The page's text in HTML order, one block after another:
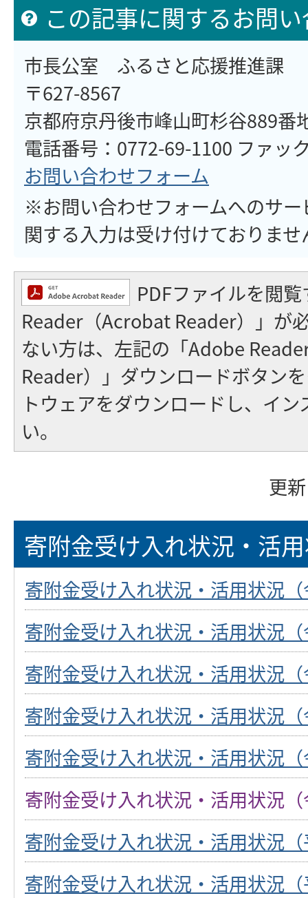
この記事に関するお問
市長公室 ふるさと応援推進課
〒627-8567
京都府京丹後市峰山町杉谷889番
電話番号：0772-69-1100 ファッ
お問い合わせフォーム
※お問い合わせフォームへのサ
関する入力は受け付けておりませ
PDFファイルを閲
Reader（Acrobat Reader）」が
ない方は、左記の「Adobe
Reader）」ダウンロードボタン
トウェアをダウンロードし、イ
い。
更
寄附金受け入れ状況・活
寄附金受け入れ状況・活用状況
寄附金受け入れ状況・活用状況
寄附金受け入れ状況・活用状況
寄附金受け入れ状況・活用状況
寄附金受け入れ状況・活用状況
寄附金受け入れ状況・活用状況
寄附金受け入れ状況・活用状況
寄附金受け入れ状況・活用状況